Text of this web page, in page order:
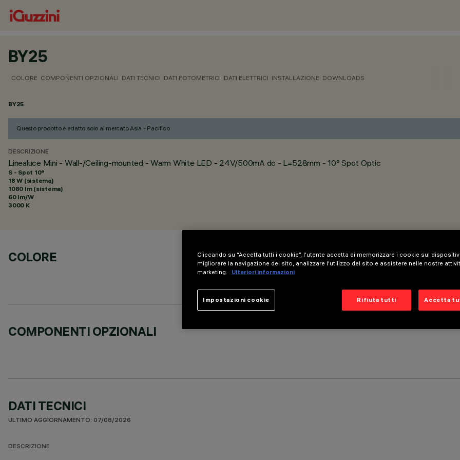
BY25
COLORE COMPONENTI OPZIONALI DATI TECNICI DATI FOTOMETRICI DATI ELETTRICI INSTALLAZIONE DOWNLOADS
BY25
Questo prodotto è adatto solo al mercato Asia - Pacifico
DESCRIZIONE
Linealuce Mini - Wall-/Ceiling-mounted - Warm White LED - 24V/500mA dc - L=528mm - 10° Spot Optic
S - Spot 10°
18 W (sistema)
1080 lm (sistema)
60 lm/W
3000 K
COLORE
COMPONENTI OPZIONALI
DATI TECNICI
ULTIMO AGGIORNAMENTO: 07/08/2026
DESCRIZIONE
Cliccando su “Accetta tutti i cookie”, l'utente accetta di memorizzare i cookie sul
migliorare la navigazione del sito, analizzare l'utilizzo del sito e assistere nelle nostre
marketing.
Ulteriori informazioni
Rifiuta tutti Accetta
Impostazioni cookie